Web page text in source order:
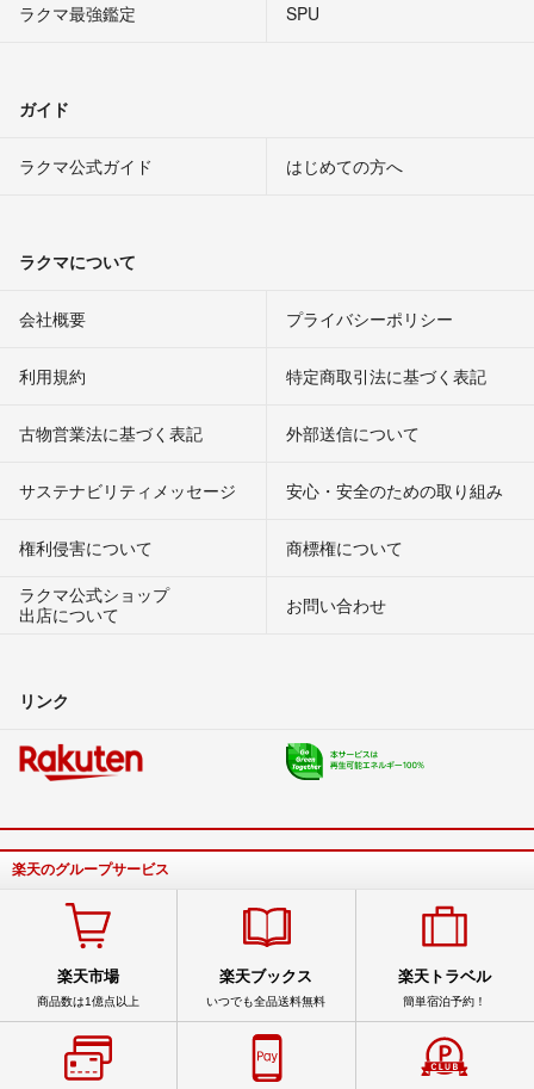
ラクマ最強鑑定
SPU
ガイド
ラクマ公式ガイド はじめての方へ
ラクマについて
会社概要 プライバシーポリシー
利用規約 特定商取引法に基づく表記
古物営業法に基づく表記 外部送信について
サステナビリティメッセージ 安心・安全のための取り組み
権利侵害について
商標権について
ラクマ公式ショップ
出店について
お問い合わせ
リンク
楽天のグループサービス
楽天市場
商品数は1億点以上
楽天ブックス
いつでも全品送料無料
楽天トラベル
簡単宿泊予約！